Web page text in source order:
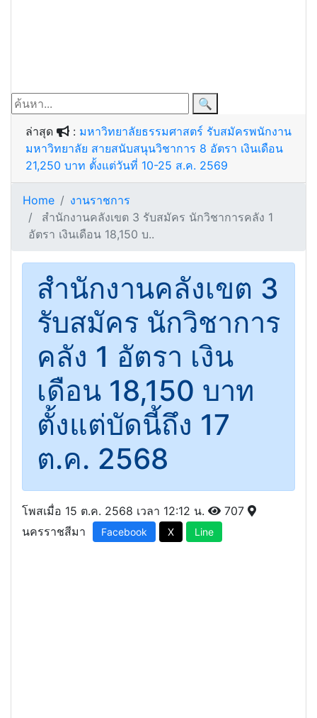
🔍
ล่าสุด
: มหาวิทยาลัยธรรมศาสตร์ รับสมัครพนักงาน
มหาวิทยาลัย สายสนับสนุนวิชาการ 8 อัตรา เงินเดือน
21,250 บาท ตั้งแต่วันที่ 10-25 ส.ค. 2569
Home
งานราชการ
สํานักงานคลังเขต 3 รับสมัคร นักวิชาการคลัง 1
อัตรา เงินเดือน 18,150 บ..
สํานักงานคลังเขต 3
รับสมัคร นักวิชาการ
คลัง 1 อัตรา เงิน
เดือน 18,150 บาท
ตั้งแต่บัดนี้ถึง 17
ต.ค. 2568
โพสเมื่อ 15 ต.ค. 2568 เวลา 12:12 น.
707
นครราชสีมา
Facebook X Line